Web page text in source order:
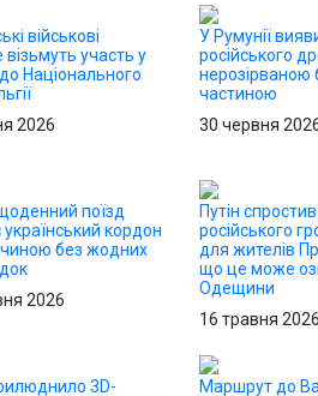
військові
участь у
Національного
2026
У Румунії
російського
нерозірваною
частиною
30 червня
поїзд
кордон
без жодних
2026
Путін
російського
для жителів
що це може
Одещини
16 травня 2026
3D-
Маршрут до